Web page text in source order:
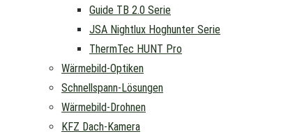
Guide TB 2.0 Serie
JSA Nightlux Hoghunter Serie
ThermTec HUNT Pro
Wärmebild-Optiken
Schnellspann-Lösungen
Wärmebild-Drohnen
KFZ Dach-Kamera